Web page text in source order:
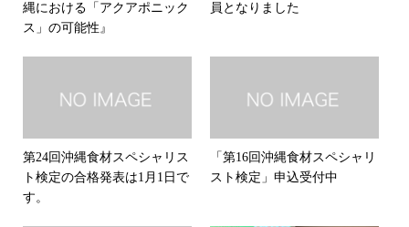
縄における「アクアポニック
ス」の可能性』
員となりました
第24回沖縄食材スペシャリス
ト検定の合格発表は1月1日で
す。
「第16回沖縄食材スペシャリ
スト検定」申込受付中